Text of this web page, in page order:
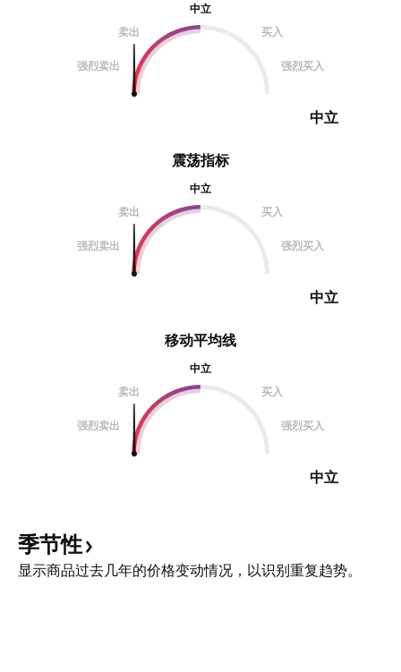
震荡指标
中立
卖出
买入
强烈卖出 强烈买入
中立
中立
卖出
买入
强烈卖出 强烈买入
中立
移动平均线
中立
卖出
买入
强烈卖出 强烈买入
中立
季节性
显示商品过去几年的价格变动情况，以识别重复趋势。